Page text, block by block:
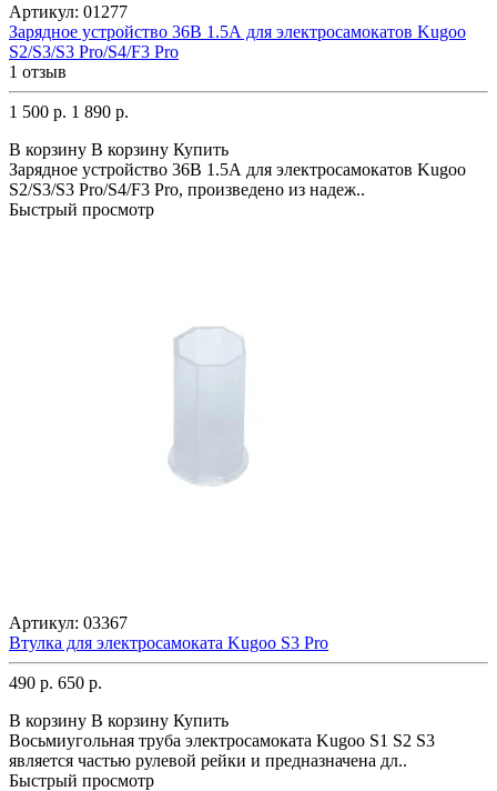
Артикул: 01277
Зарядное устройство 36В 1.5А для электросамокатов Kugoo
S2/S3/S3 Pro/S4/F3 Pro
1 отзыв
1 500 р. 1 890 р.
В корзину В корзину Купить
Зарядное устройство 36В 1.5А для электросамокатов Kugoo
S2/S3/S3 Pro/S4/F3 Pro, произведено из надеж..
Быстрый просмотр
Артикул: 03367
Втулка для электросамоката Kugoo S3 Pro
490 р. 650 р.
В корзину В корзину Купить
Восьмиугольная труба электросамоката Kugoo S1 S2 S3
является частью рулевой рейки и предназначена дл..
Быстрый просмотр